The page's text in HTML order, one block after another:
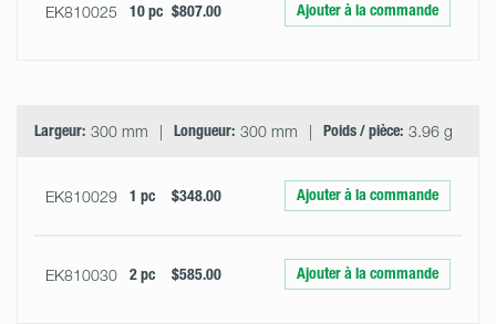
EK810025 10 pc $807.00 Ajouter à la commande
Largeur: 300 mm Longueur: 300 mm Poids / pièce: 3.96 g
EK810029 1 pc $348.00 Ajouter à la commande
EK810030 2 pc $585.00 Ajouter à la commande